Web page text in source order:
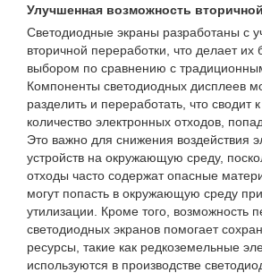
Улучшенная возможность
Светодиодные экраны разработаны с
вторичной переработки, что делает их
выбором по сравнению с
Компоненты светодиодных дисплеев
разделить и переработать, что сводит
количество электронных отходов,
Это важно для снижения воздействия
устройств на окружающую среду,
отходы часто содержат опасные
могут попасть в окружающую среду
утилизации. Кроме того, возможность
светодиодных экранов помогает
ресурсы, такие как редкоземельные
используются в производстве